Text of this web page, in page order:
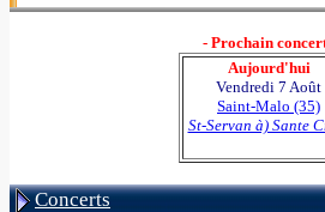
- Prochain
Aujourd'hui
Vendredi 7 Août
Saint-Malo (35)
St-Servan à) Sante
Concerts